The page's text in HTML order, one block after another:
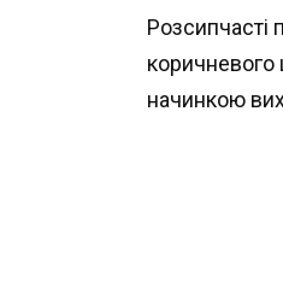
Розсипчасті
коричневого
начинкою